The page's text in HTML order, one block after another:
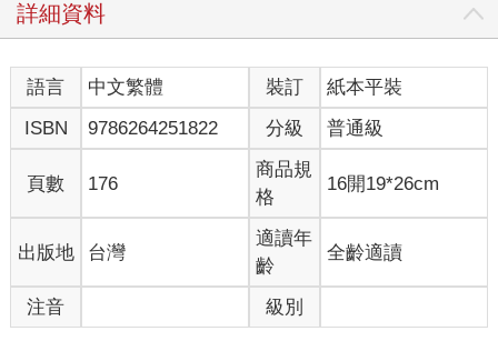
詳細資料
語言 中文繁體 裝訂
紙本平裝
ISBN
9786264251822 分級 普通級
頁數 176
商品規
格
16開19*26cm
出版地 台灣
適讀年
齡
全齡適讀
注音 級別